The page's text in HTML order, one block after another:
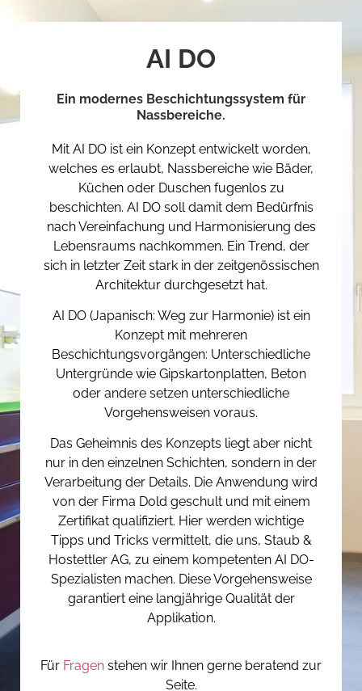
AI DO
Ein modernes Beschichtungssystem für
Nassbereiche.
Mit AI DO ist ein Konzept entwickelt worden,
welches es erlaubt, Nassbereiche wie Bäder,
Küchen oder Duschen fugenlos zu
beschichten. AI DO soll damit dem Bedürfnis
nach Vereinfachung und Harmonisierung des
Lebensraums nachkommen. Ein Trend, der
sich in letzter Zeit stark in der zeitgenössischen
Architektur durchgesetzt hat.
AI DO (Japanisch: Weg zur Harmonie) ist ein
Konzept mit mehreren
Beschichtungsvorgängen: Unterschiedliche
Untergründe wie Gipskartonplatten, Beton
oder andere setzen unterschiedliche
Vorgehensweisen voraus.
Das Geheimnis des Konzepts liegt aber nicht
nur in den einzelnen Schichten, sondern in der
Verarbeitung der Details. Die Anwendung wird
von der Firma Dold geschult und mit einem
Zertifikat qualifiziert. Hier werden wichtige
Tipps und Tricks vermittelt, die uns, Staub &
Hostettler AG, zu einem kompetenten AI DO-
Spezialisten machen. Diese Vorgehensweise
garantiert eine langjährige Qualität der
Applikation.
Für Fragen stehen wir Ihnen gerne beratend zur
Seite.